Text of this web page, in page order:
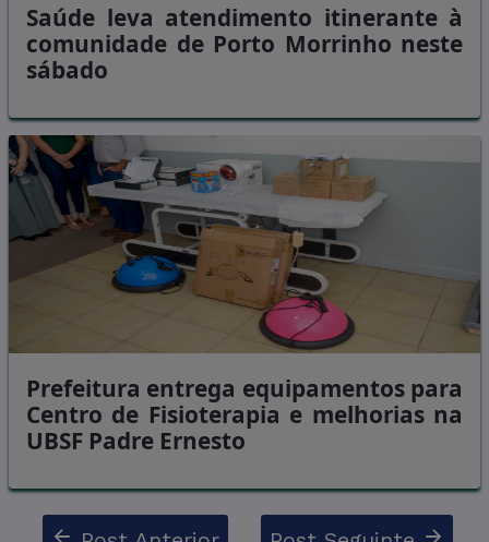
Saúde leva atendimento itinerante à
comunidade de Porto Morrinho neste
sábado
Prefeitura entrega equipamentos para
Centro de Fisioterapia e melhorias na
UBSF Padre Ernesto